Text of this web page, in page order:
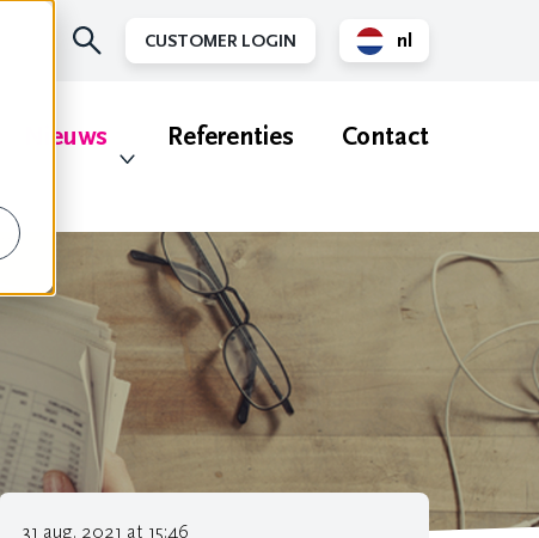
CUSTOMER LOGIN
nl
Nieuws Referenties Contact
31 aug. 2021 at 15:46